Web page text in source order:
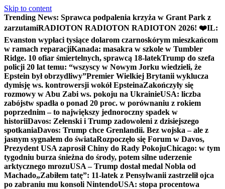
Skip to content
Trending News: Sprawca podpalenia krzyża w Grant Park z
zarzutamiRADIOTON RADIOTON RADIOTON 2026! ❤️IL:
Evanston wypłaci tysiące dolarom czarnoskórym mieszkańcom
w ramach reparacjiKanada: masakra w szkole w Tumbler
Ridge. 10 ofiar śmiertelnych, sprawcą 18-latekTrump do szefa
policji 20 lat temu: “wszyscy w Nowym Jorku wiedzieli, że
Epstein był obrzydliwy”Premier Wielkiej Brytanii wyklucza
dymisję ws. kontrowersji wokół EpsteinaZakończyły się
rozmowy w Abu Zabi ws. pokoju na UkrainieUSA: liczba
zabójstw spadła o ponad 20 proc. w porównaniu z rokiem
poprzednim – to największy jednoroczny spadek w
historiiDavos: Zełenski i Trump zadowoleni z dzisiejszego
spotkaniaDavos: Trump chce Grenlandii. Bez wojska – ale z
jasnym sygnałem do świataRozpoczęło się Forum w Davos,
Prezydent USA zaprosił Chiny do Rady PokojuChicago: w tym
tygodniu burza śnieżna do środy, potem silne uderzenie
arktycznego mrozuUSA – Trump dostał medal Nobla od
Machado„Zabiłem tatę”: 11-latek z Pensylwanii zastrzelił ojca
po zabraniu mu konsoli NintendoUSA: stopa procentowa